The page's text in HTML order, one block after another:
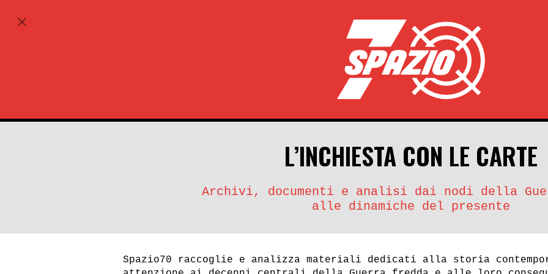
L’INCHIESTA CON LE CARTE
Archivi, documenti e analisi dai nodi della
alle dinamiche del presente
Spazio70 raccoglie e analizza materiali dedicati alla storia